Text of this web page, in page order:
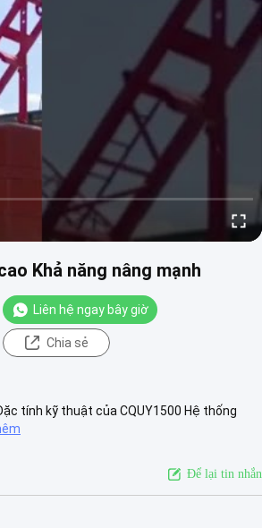
Khả năng nâng mạnh
Liên hệ ngay bây giờ
Chia sẻ
tính kỹ thuật của CQUY1500 Hệ thống
Để lại tin nhắn